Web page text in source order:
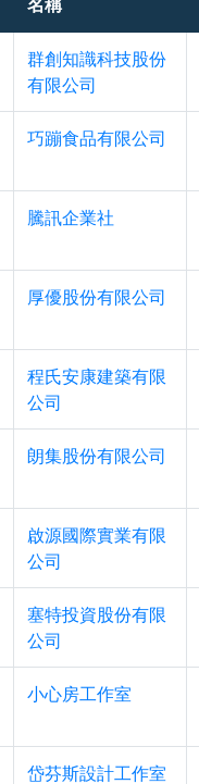
名稱
群創知識科技股份
有限公司
巧蹦食品有限公司
騰訊企業社
厚優股份有限公司
程氏安康建築有限
公司
朗集股份有限公司
啟源國際實業有限
公司
塞特投資股份有限
公司
小心房工作室
岱芬斯設計工作室